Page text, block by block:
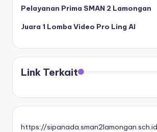
Pelayanan Prima SMAN 2 Lamongan
Juara 1 Lomba Video Pro Ling AI
Link Terkait
https://